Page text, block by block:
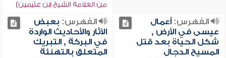
من العلامة الشيخ ابن عثيمين)
الفهرس:أعمال
عيسى في الأرض ,
شكل الحياة بعد قتل
المسيح الدجال
الفهرس: بعبض
الآثار والأحاديث الواردة
في البركة , التبريك
المتعلق بالتهنئة